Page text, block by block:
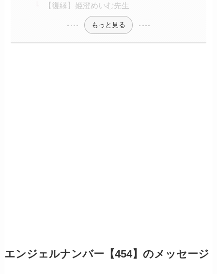
【復縁】姫澄めいむ先生
もっと見る
エンジェルナンバー【454】のメッセージ